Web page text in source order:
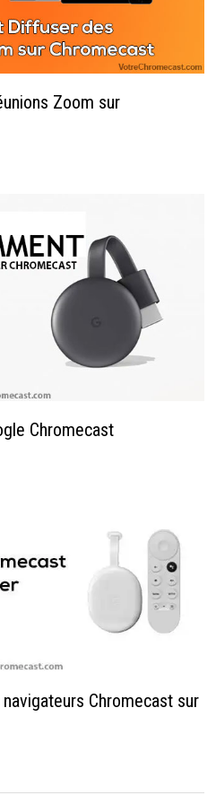
Zoom sur
Chromecast
Chromecast sur